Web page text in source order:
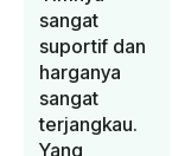
sangat
suportif dan
harganya
sangat
terjangkau.
Yang